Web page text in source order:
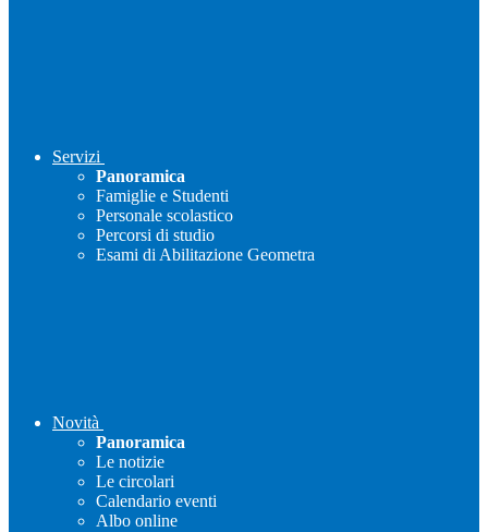
Servizi
Panoramica
Famiglie e Studenti
Personale scolastico
Percorsi di studio
Esami di Abilitazione Geometra
Novità
Panoramica
Le notizie
Le circolari
Calendario eventi
Albo online